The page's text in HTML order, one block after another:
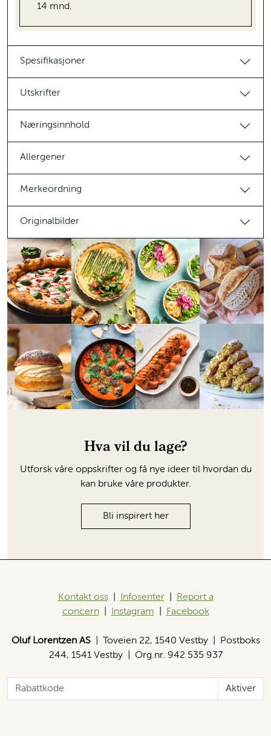
14 mnd.
Spesifikasjoner
Utskrifter
Næringsinnhold
Allergener
Merkeordning
Originalbilder
Hva vil du lage?
Utforsk våre oppskrifter og få nye ideer til hvordan du
kan bruke våre produkter.
Bli inspirert her
Kontakt oss| Infosenter| Report a
concern| Instagram Facebook
Oluf Lorentzen AS| Toveien 22, 1540 Vestby | Postboks
244, 1541 Vestby | Org.nr. 942 535 937
Aktiver